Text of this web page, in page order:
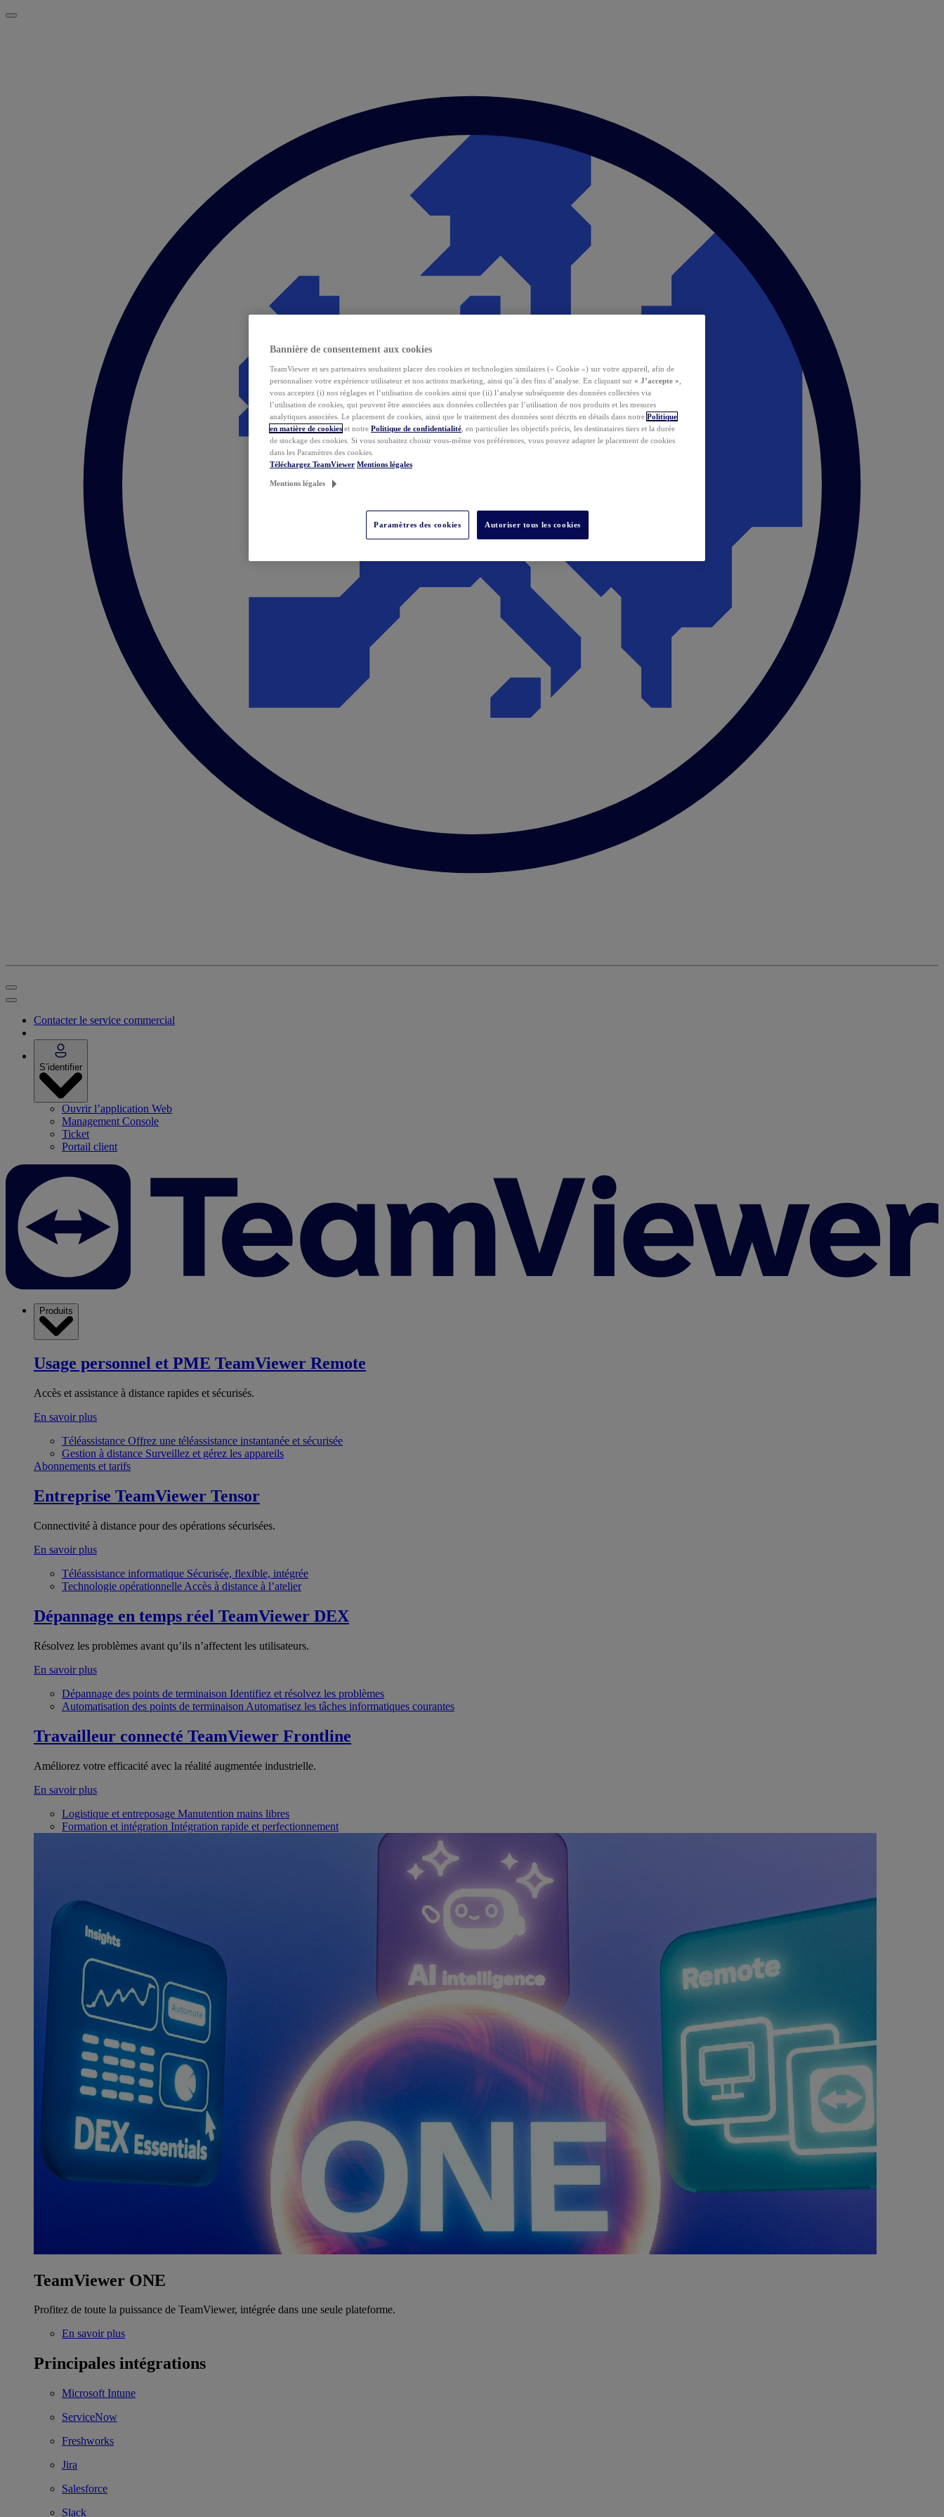
Contacter le service commercial
S’identifier
Ouvrir l’application Web
Management Console
Ticket
Portail client
Produits
Usage personnel et PME TeamViewer Remote
Accès et assistance à distance rapides et sécurisés.
En savoir plus
Téléassistance Offrez une téléassistance instantanée et sécurisée
Gestion à distance Surveillez et gérez les appareils
Abonnements et tarifs
Entreprise TeamViewer Tensor
Connectivité à distance pour des opérations sécurisées.
En savoir plus
Téléassistance informatique Sécurisée, flexible, intégrée
Technologie opérationnelle Accès à distance à l’atelier
Dépannage en temps réel TeamViewer DEX
Résolvez les problèmes avant qu’ils n’affectent les utilisateurs.
En savoir plus
Dépannage des points de terminaison Identifiez et résolvez les problèmes
Automatisation des points de terminaison Automatisez les tâches informatiques courantes
Travailleur connecté TeamViewer Frontline
Améliorez votre efficacité avec la réalité augmentée industrielle.
En savoir plus
Logistique et entreposage Manutention mains libres
Formation et intégration Intégration rapide et perfectionnement
TeamViewer ONE
Profitez de toute la puissance de TeamViewer, intégrée dans une seule plateforme.
En savoir plus
Principales intégrations
Microsoft Intune
ServiceNow
Freshworks
Jira
Salesforce
Slack
Bannière de consentement aux cookies
TeamViewer et ses partenaires souhaitent placer des cookies et technologies similaires (« Cookie ») sur votre appareil, afin de
personnaliser votre expérience utilisateur et nos actions marketing, ainsi qu’à des fins d’analyse. En cliquant sur « J’accepte »
vous acceptez (i) nos réglages et l’utilisation de cookies ainsi que (ii) l’analyse subséquente des données collectées via
l’utilisation de cookies, qui peuvent être associées aux données collectées par l’utilisation de nos produits et les mesures
analytiques associées. Le placement de cookies, ainsi que le traitement des données sont décrits en détails dans notre Politique
en matière de cookies et notre Politique de confidentialité , en particulier les objectifs précis, les destinataires tiers et la durée
de stockage des cookies. Si vous souhaitez choisir vous-même vos préférences, vous pouvez adapter le placement de cookies
dans les Paramètres des cookies.
Téléchargez TeamViewer Mentions légales
Mentions légales
Paramètres des cookies Autoriser tous les cookies